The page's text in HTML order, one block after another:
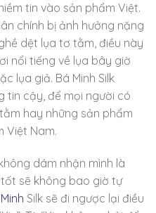
tin vào sản phẩm Việt.
chính bị ảnh hưởng nặng
dệt lụa tơ tằm, điều này
nổi tiếng về lụa bây giờ
lụa giả. Bá Minh Silk
tin cậy, để mọi người có
hay những sản phẩm
Việt Nam.
dám nhận mình là
sẽ không bao giờ tự
Silk sẽ đi ngược lại điều